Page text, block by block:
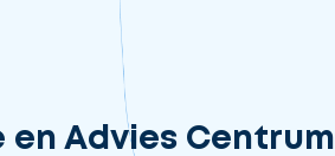
Advies Centrum